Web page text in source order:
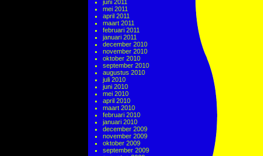
juni 2011
mei 2011
april 2011
maart 2011
februari 2011
januari 2011
december 2010
november 2010
oktober 2010
september 2010
augustus 2010
juli 2010
juni 2010
mei 2010
april 2010
maart 2010
februari 2010
januari 2010
december 2009
november 2009
oktober 2009
september 2009